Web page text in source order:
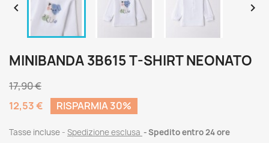
 
MINIBANDA 3B615 T-SHIRT NEONATO
17,90 €
12,53 €
RISPARMIA 30%
Tasse incluse Spedizione esclusa Spedito entro 24 ore